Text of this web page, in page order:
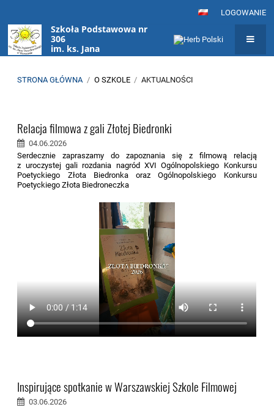
LOGOWANIE
Szkoła Podstawowa nr
306
im. ks. Jana
Twardowskiego
STRONA GŁÓWNA / O SZKOLE / AKTUALNOŚCI
Relacja filmowa z gali Złotej Biedronki
04.06.2026
Serdecznie zapraszamy do zapoznania się z filmową relacją
z uroczystej gali rozdania nagród XVI Ogólnopolskiego Konkursu
Poetyckiego Złota Biedronka oraz Ogólnopolskiego Konkursu
Poetyckiego Złota Biedroneczka
Inspirujące spotkanie w Warszawskiej Szkole Filmowej
03.06.2026